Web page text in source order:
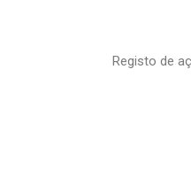
Registo de